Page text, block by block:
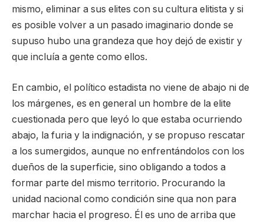
mismo, eliminar a sus elites con su cultura elitista y si
es posible volver a un pasado imaginario donde se
supuso hubo una grandeza que hoy dejó de existir y
que incluía a gente como ellos.
En cambio, el político estadista no viene de abajo ni de
los márgenes, es en general un hombre de la elite
cuestionada pero que leyó lo que estaba ocurriendo
abajo, la furia y la indignación, y se propuso rescatar
a los sumergidos, aunque no enfrentándolos con los
dueños de la superficie, sino obligando a todos a
formar parte del mismo territorio. Procurando la
unidad nacional como condición sine qua non para
marchar hacia el progreso. Él es uno de arriba que